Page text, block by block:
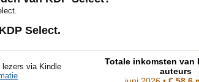
Select.
lezers via Kindle
Totale inkomsten van
auteurs